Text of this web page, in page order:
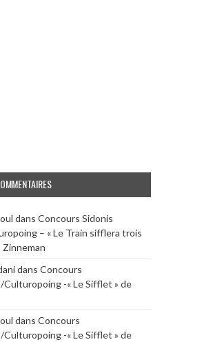
dans Concours Sidonis
– « Le Train sifflera trois
Zinneman
dans Concours
-« Le Sifflet » de
dans Concours
-« Le Sifflet » de